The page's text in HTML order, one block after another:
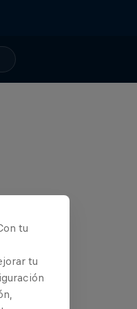
tu
tu